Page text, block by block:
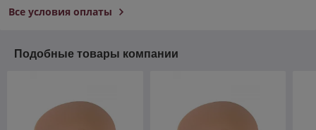
Все условия оплаты
Подобные товары компании